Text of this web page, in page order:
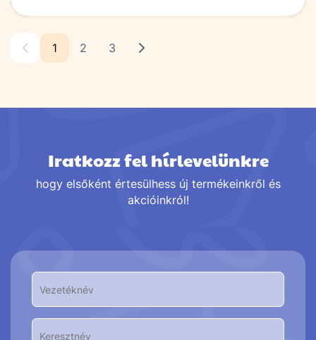
1 2 3
Iratkozz fel hírlevelünkre
hogy elsőként értesülhess új termékeinkről és
akcióinkról!